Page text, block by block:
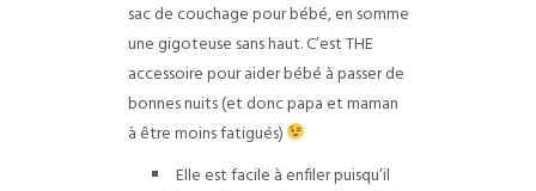
sac de couchage pour bébé, en somme
une gigoteuse sans haut. C’est THE
accessoire pour aider bébé à passer de
bonnes nuits (et donc papa et maman
à être moins fatigués)
Elle est facile à enfiler puisqu’il